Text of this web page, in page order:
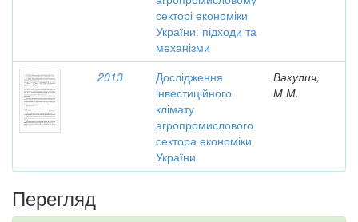
секторі економіки
України: підходи та
механізми
2013
Дослідження
інвестиційного
клімату
агропромислового
сектора економіки
України
Вакулич,
М.М.
Перегляд